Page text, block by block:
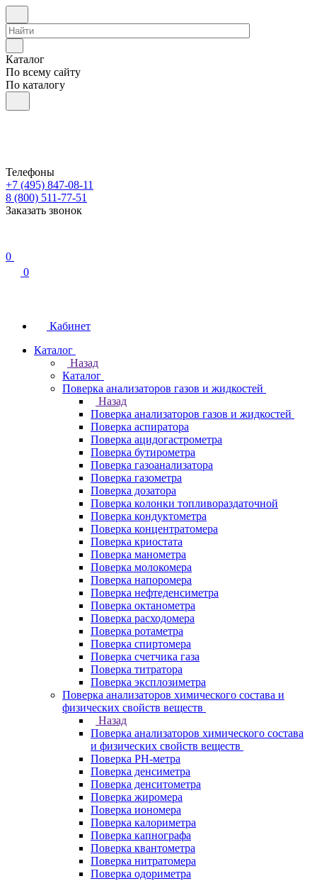
Каталог
По всему сайту
По каталогу
Телефоны
+7 (495) 847-08-11
8 (800) 511-77-51
Заказать звонок
0
0
Кабинет
Каталог
Назад
Каталог
Поверка анализаторов газов и жидкостей
Назад
Поверка анализаторов газов и жидкостей
Поверка аспиратора
Поверка ацидогастрометра
Поверка бутирометра
Поверка газоанализатора
Поверка газометра
Поверка дозатора
Поверка колонки топливораздаточной
Поверка кондуктометра
Поверка концентратомера
Поверка криостата
Поверка манометра
Поверка молокомера
Поверка напоромера
Поверка нефтеденсиметра
Поверка октанометра
Поверка расходомера
Поверка ротаметра
Поверка спиртомера
Поверка счетчика газа
Поверка титратора
Поверка эксплозиметра
Поверка анализаторов химического состава и
физических свойств веществ
Назад
Поверка анализаторов химического состава
и физических свойств веществ
Поверка PH-метра
Поверка денсиметра
Поверка денситометра
Поверка жиромера
Поверка иономера
Поверка калориметра
Поверка капнографа
Поверка квантометра
Поверка нитратомера
Поверка одориметра